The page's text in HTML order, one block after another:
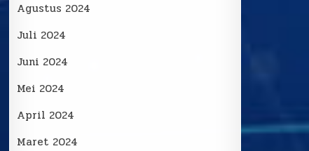
Agustus 2024
Juli 2024
Juni 2024
Mei 2024
April 2024
Maret 2024